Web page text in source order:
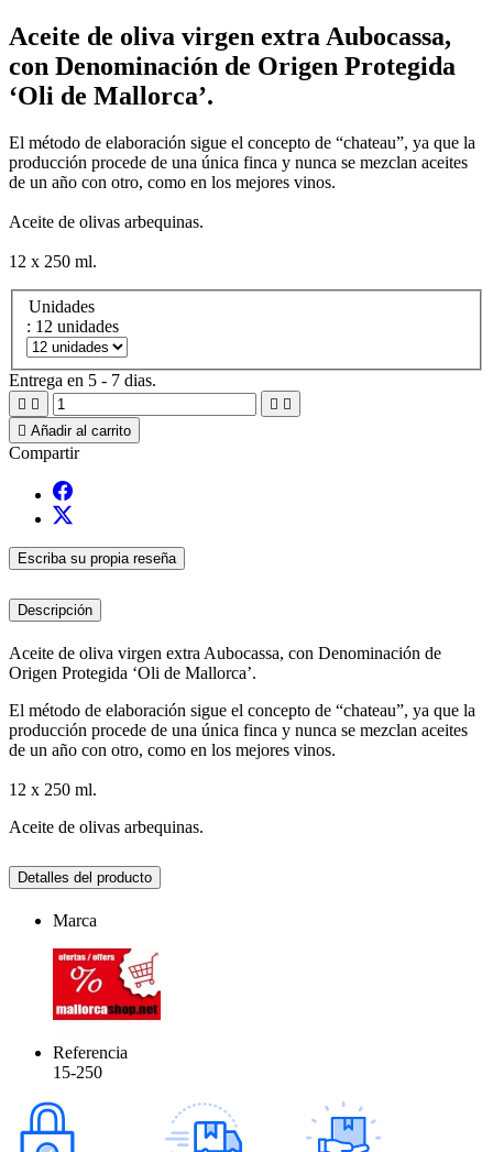
Aceite de oliva virgen extra Aubocassa,
con Denominación de Origen Protegida
‘Oli de Mallorca’.
El método de elaboración sigue el concepto de “chateau”, ya que la
producción procede de una única finca y nunca se mezclan aceites
de un año con otro, como en los mejores vinos.
Aceite de olivas arbequinas.
12 x 250 ml.
Unidades
: 12 unidades
Entrega en 5 - 7 dias.
   
 Añadir al carrito
Compartir
Escriba su propia reseña
Descripción
Aceite de oliva virgen extra Aubocassa, con Denominación de
Origen Protegida ‘Oli de Mallorca’.
El método de elaboración sigue el concepto de “chateau”, ya que la
producción procede de una única finca y nunca se mezclan aceites
de un año con otro, como en los mejores vinos.
12 x 250 ml.
Aceite de olivas arbequinas.
Detalles del producto
Marca
Referencia
15-250